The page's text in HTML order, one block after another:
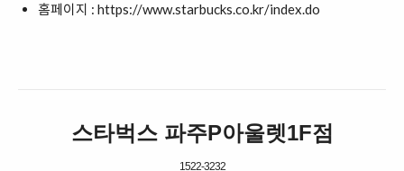
홈페이지 :https://www.starbucks.co.kr/index.do